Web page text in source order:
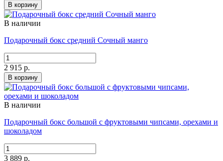
В корзину
В наличии
Подарочный бокс средний Сочный манго
2 915 р.
В корзину
В наличии
Подарочный бокс большой с фруктовыми чипсами, орехами и
шоколадом
3 889 р.